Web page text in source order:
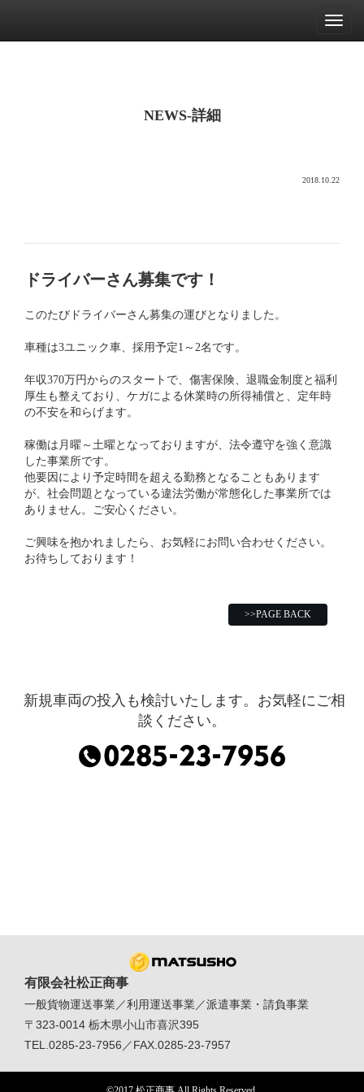
Toggle
NEWS-詳細
2018.10.22
ドライバーさん募集です！
このたびドライバーさん募集の運びとなりました。
車種は3ユニック車、採用予定1～2名です。
年収370万円からのスタートで、傷害保険、退職金制度と福利
厚生も整えており、ケガによる休業時の所得補償と、定年時
の不安を和らげます。
稼働は月曜～土曜となっておりますが、法令遵守を強く意識
した事業所です。
他要因により予定時間を超える勤務となることもあります
が、社会問題となっている違法労働が常態化した事業所では
ありません。ご安心ください。
ご興味を抱かれましたら、お気軽にお問い合わせください。
お待ちしております！
>>PAGE BACK
新規車両の投入も検討いたします。お気軽にご相
談ください。
有限会社松正商事
一般貨物運送事業／利用運送事業／派遣事業・請負事業
〒323-0014 栃木県小山市喜沢395
TEL.0285-23-7956／FAX.0285-23-7957